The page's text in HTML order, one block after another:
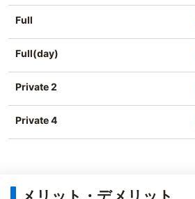
Full
Full(day)
Private 2
Private 4